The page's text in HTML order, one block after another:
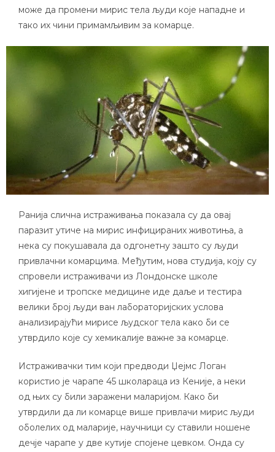
може да промени мирис тела људи које нападне и
тако их чини примамљивим за комарце.
Ранија слична истраживања показала су да овај
паразит утиче на мирис инфицираних животиња, а
нека су покушавала да одгонетну зашто су људи
привлачни комарцима. Међутим, нова студија, коју су
спровели истраживачи из Лондонске школе
хигијене и тропске медицине иде даље и тестира
велики број људи ван лабораторијских услова
анализирајући мирисе људског тела како би се
утврдило које су хемикалије важне за комарце.
Истраживачки тим који предводи Џејмс Логан
користио је чарапе 45 школараца из Кеније, а неки
од њих су били заражени маларијом. Како би
утврдили да ли комарце више привлачи мирис људи
оболелих од маларије, научници су ставили ношене
дечје чарапе у две кутије спојене цевком. Онда су